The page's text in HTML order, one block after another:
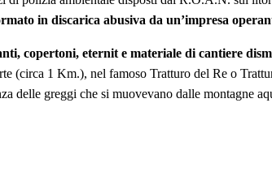
in discarica abusiva da un’impresa
copertoni, eternit e materiale di cantiere
(circa 1 Km.), nel famoso Tratturo del Re o
delle greggi che si muovevano dalle montagne